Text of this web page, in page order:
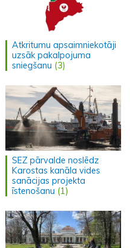
Atkritumu apsaimniekotāji
uzsāk pakalpojuma
sniegšanu (3)
SEZ pārvalde noslēdz
Karostas kanāla vides
sanācijas projekta
īstenošanu (1)